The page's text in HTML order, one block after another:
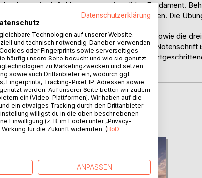
vermittelt Schlagzeugern ein solides Fundament.
wie sie in bekannten Songs vorkommen. Die
sind direkt im Buch zugänglich.
u. a. Akzente, HiHat-Figuren, Ghost Notes, sowie die
Strokes). Eine kompakte Einführung in die Notenschrift
sich sowohl für Einsteiger als auch für
musikalischer gestalten möchten.
TITEL BEIBoD
Datenschutzerklärung
Technologien auf unserer Website.
und technisch notwendig. Daneben verwenden
oder Fingerprints sowie serverseitiges
häufig unsere Seite besucht und wie sie genutzt
zu Marketingzwecken und setzen
sowie auch Drittanbieter ein, wodurch ggf.
Fingerprints, Tracking-Pixel, IP-Adressen sowie
werden. Auf unserer Seite betten wir zudem
ein (Video-Plattformen). Wir haben auf die
ein etwaiges Tracking durch den Drittanbieter
willigst du in die oben beschriebenen
Einwilligung (z. B. im Footer unter „Privacy-
für die Zukunft widerrufen. (BoD-
ANPASSEN